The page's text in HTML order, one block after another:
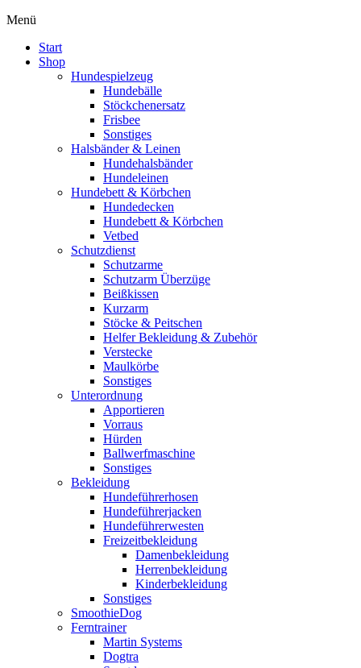
Menü
Start
Shop
Hundespielzeug
Hundebälle
Stöckchenersatz
Frisbee
Sonstiges
Halsbänder & Leinen
Hundehalsbänder
Hundeleinen
Hundebett & Körbchen
Hundedecken
Hundebett & Körbchen
Vetbed
Schutzdienst
Schutzarme
Schutzarm Überzüge
Beißkissen
Kurzarm
Stöcke & Peitschen
Helfer Bekleidung & Zubehör
Verstecke
Maulkörbe
Sonstiges
Unterordnung
Apportieren
Vorraus
Hürden
Ballwerfmaschine
Sonstiges
Bekleidung
Hundeführerhosen
Hundeführerjacken
Hundeführerwesten
Freizeitbekleidung
Damenbekleidung
Herrenbekleidung
Kinderbekleidung
Sonstiges
SmoothieDog
Ferntrainer
Martin Systems
Dogtra